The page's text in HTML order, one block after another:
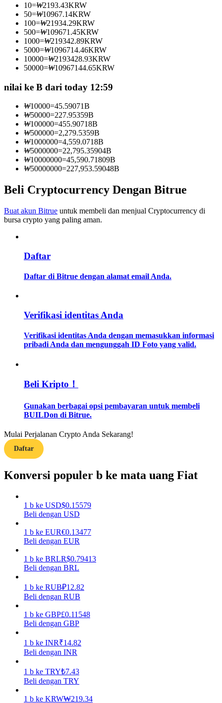
Menjadi Pedagang Salinan
Nikmati pembagian keuntungan dan komisi copy trading
Informasi
Memandu
Pelajari cara untuk tetap menghasilkan keuntungan
Menghasilkan
Babi Kekuatan
Dapatkan imbalan kompetitif setiap hari
10=₩2193.43KRW
50=₩10967.14KRW
100=₩21934.29KRW
500=₩109671.45KRW
1000=₩219342.89KRW
5000=₩1096714.46KRW
10000=₩2193428.93KRW
50000=₩10967144.65KRW
nilai ke B dari today 12:59
₩10000=45.59071B
₩50000=227.95359B
₩100000=455.90718B
₩500000=2,279.5359B
₩1000000=4,559.0718B
₩5000000=22,795.35904B
₩10000000=45,590.71809B
₩50000000=227,953.59048B
Beli Cryptocurrency Dengan Bitrue
Buat akun Bitrue untuk membeli dan menjual Cryptocurrency di
bursa crypto yang paling aman.
Daftar
Daftar di Bitrue dengan alamat email Anda.
Verifikasi identitas Anda
Verifikasi identitas Anda dengan memasukkan informasi
pribadi Anda dan mengunggah ID Foto yang valid.
Beli Kripto！
Gunakan berbagai opsi pembayaran untuk membeli
BUILDon di Bitrue.
Mulai Perjalanan Crypto Anda Sekarang!
Daftar
Konversi populer b ke mata uang Fiat
1 b ke USD$0.15579
Beli dengan USD
1 b ke EUR€0.13477
Beli dengan EUR
1 b ke BRLR$0.79413
Beli dengan BRL
1 b ke RUB₽12.82
Beli dengan RUB
1 b ke GBP£0.11548
Beli dengan GBP
1 b ke INR₹14.82
Beli dengan INR
1 b ke TRY₺7.43
Beli dengan TRY
1 b ke KRW₩219.34